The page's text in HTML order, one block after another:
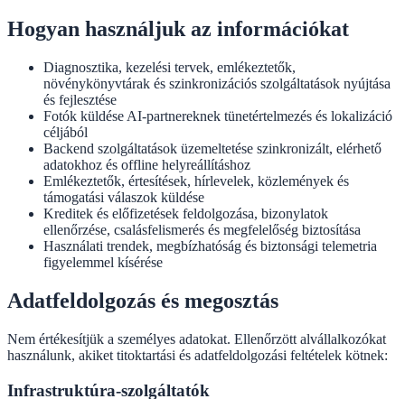
Hogyan használjuk az információkat
Diagnosztika, kezelési tervek, emlékeztetők,
növénykönyvtárak és szinkronizációs szolgáltatások nyújtása
és fejlesztése
Fotók küldése AI-partnereknek tünetértelmezés és lokalizáció
céljából
Backend szolgáltatások üzemeltetése szinkronizált, elérhető
adatokhoz és offline helyreállításhoz
Emlékeztetők, értesítések, hírlevelek, közlemények és
támogatási válaszok küldése
Kreditek és előfizetések feldolgozása, bizonylatok
ellenőrzése, csalásfelismerés és megfelelőség biztosítása
Használati trendek, megbízhatóság és biztonsági telemetria
figyelemmel kísérése
Adatfeldolgozás és megosztás
Nem értékesítjük a személyes adatokat. Ellenőrzött alvállalkozókat
használunk, akiket titoktartási és adatfeldolgozási feltételek kötnek:
Infrastruktúra-szolgáltatók